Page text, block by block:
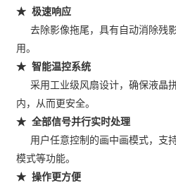
★ 极速响应
去除影像拖尾，具有自动消除残
用。
★ 智能温控系统
采用工业级风扇设计，确保液晶
内，从而更安全。
★ 全部信号并行实时处理
用户任意控制的画中画模式，支
模式等功能。
★ 操作更方便